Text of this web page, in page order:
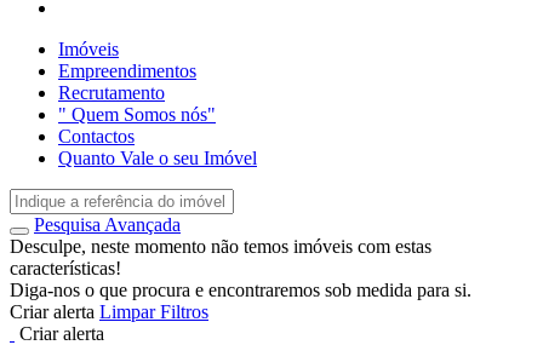
Imóveis
Empreendimentos
Recrutamento
" Quem Somos nós"
Contactos
Quanto Vale o seu Imóvel
Pesquisa Avançada
Desculpe, neste momento não temos imóveis com estas
características!
Diga-nos o que procura e encontraremos sob medida para si.
Criar alerta Limpar Filtros
Criar alerta